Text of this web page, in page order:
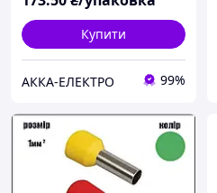
Купити
АККА-ЕЛЕКТРО 99%